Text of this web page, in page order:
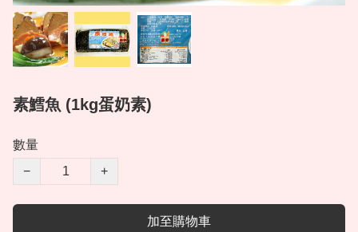
素鱈魚 (1kg蛋奶素)
數量
−
+
加至購物車